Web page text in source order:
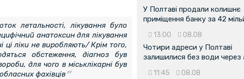
летальності, лікування було
анатоксин для лікування
ці ліки не виробляють/ Крім того,
обстеження, діагноз був
для чого в міськлікарні був
фахівців
У Полтаві продали колишнє
приміщення банку за 42
13:00 08.08
Чотири адреси у Полтаві
залишилися без води через
11:45 08.08